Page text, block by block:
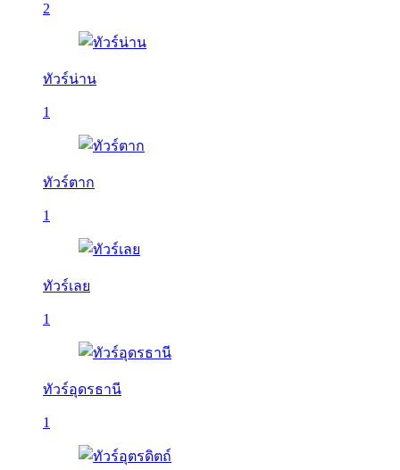
2
ทัวร์น่าน
1
ทัวร์ตาก
1
ทัวร์เลย
1
ทัวร์อุดรธานี
1